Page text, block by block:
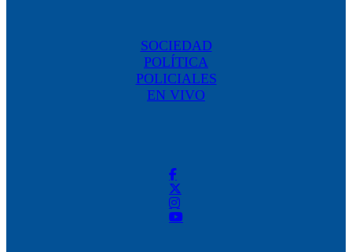
SOCIEDAD
POLÍTICA
POLICIALES
EN VIVO